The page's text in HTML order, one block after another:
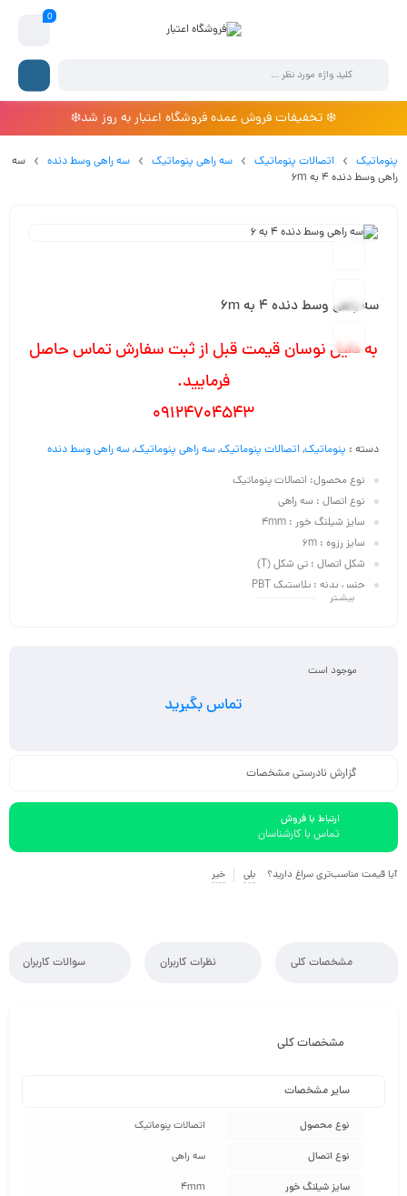
0
❄️ تخفیفات فروش عمده فروشگاه اعتبار به روز شد❄️
پنوماتیک اتصالات پنوماتیک سه راهی پنوماتیک سه راهی وسط دنده
سه
راهی وسط دنده 4 به 6m
سه راهی وسط دنده 4 به 6m
به دلیل نوسان قیمت قبل از ثبت سفارش تماس حاصل
فرمایید.
09124704543
دسته : پنوماتیک,اتصالات پنوماتیک,سه راهی پنوماتیک,سه راهی وسط دنده
نوع محصول: اتصالات پنوماتیک
نوع اتصال : سه راهی
سایز شیلنگ خور : 4mm
سایز رزوه : 6m
شکل اتصال : تی شکل (T)
جنس بدنه : پلاستیک PBT
بیشـتر
موجود است
تماس بگیرید
گزارش نادرستی مشخصات
ارتباط با فروش
تماس با کارشناسان
آیا قیمت مناسب‌تری سراغ دارید؟ بلی خیر
مشخصات کلی نظرات کاربران سوالات کاربران
مشخصات کلی
سایر مشخصات
نوع محصول اتصالات پنوماتیک
نوع اتصال سه راهی
سایز شیلنگ خور 4mm